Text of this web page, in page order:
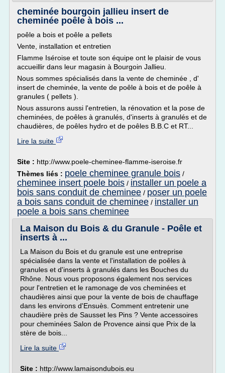
cheminée bourgoin jallieu insert de
cheminée poêle à bois ...
poêle a bois et poêle a pellets
Vente, installation et entretien
Flamme Iséroise et toute son équipe ont le plaisir de vous
accueillir dans leur magasin à Bourgoin Jallieu.
Nous sommes spécialisés dans la vente de cheminée , d'
insert de cheminée, la vente de poêle à bois et de poêle à
granules ( pellets ).
Nous assurons aussi l'entretien, la rénovation et la pose de
cheminées, de poêles à granulés, d'inserts à granulés et de
chaudières, de poêles hydro et de poêles B.B.C et RT...
Lire la suite
Site : http://www.poele-cheminee-flamme-iseroise.fr
Thèmes liés : poele cheminee granule bois /
cheminee insert poele bois / installer un poele a
bois sans conduit de cheminee / poser un poele
a bois sans conduit de cheminee / installer un
poele a bois sans cheminee
La Maison du Bois & du Granule - Poêle et
inserts à ...
La Maison du Bois et du granule est une entreprise
spécialisée dans la vente et l'installation de poêles à
granules et d'inserts à granulés dans les Bouches du
Rhône. Nous vous proposons également nos services
pour l'entretien et le ramonage de vos cheminées et
chaudières ainsi que pour la vente de bois de chauffage
dans les environs d'Ensuès. Comment entretenir une
chaudière près de Sausset les Pins ? Vente accessoires
pour cheminées Salon de Provence ainsi que Prix de la
stère de bois...
Lire la suite
Site : http://www.lamaisondubois.eu